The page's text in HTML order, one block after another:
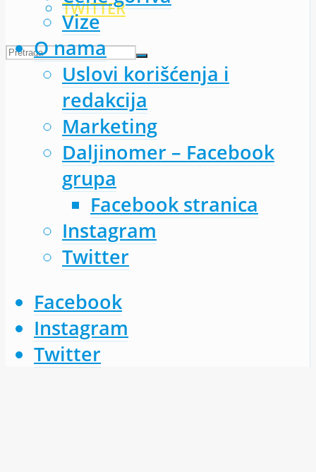
TWITTER
Vize
O nama
Uslovi korišćenja i
redakcija
Marketing
Daljinomer – Facebook
grupa
Facebook stranica
Instagram
Twitter
Facebook
Instagram
Twitter